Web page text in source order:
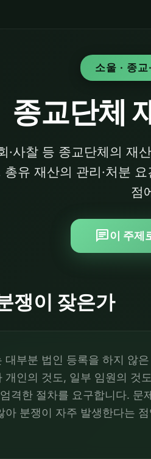
소울 · 종
종교단체
·사찰 등 종교단체의 재
총유 재산의 관리·처분
점
chat이 주제
쟁이 잦은가
대부분 법인 등록을 하지 않
개인의 것도, 일부 임원의
격한 절차를 요구합니다. 문
분쟁이 자주 발생한다는